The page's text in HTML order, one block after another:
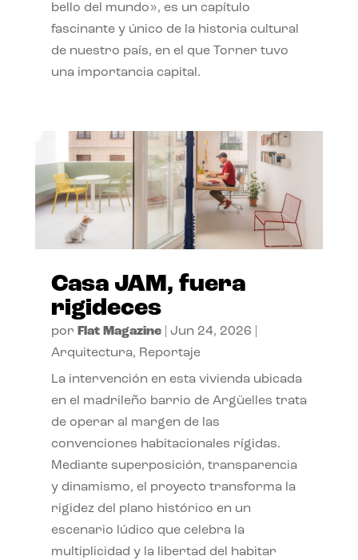
bello del mundo», es un capítulo
fascinante y único de la historia cultural
de nuestro país, en el que Torner tuvo
una importancia capital.
Casa JAM, fuera
rigideces
por Flat Magazine| Jun 24, 2026
Arquitectura, Reportaje
La intervención en esta vivienda ubicada
en el madrileño barrio de Argüelles trata
de operar al margen de las
convenciones habitacionales rígidas.
Mediante superposición, transparencia
y dinamismo, el proyecto transforma la
rigidez del plano histórico en un
escenario lúdico que celebra la
multiplicidad y la libertad del habitar